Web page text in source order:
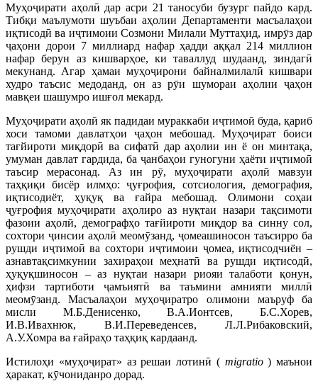
Муҳоҷирати аҳолӣ дар асри 21 таносуби бузург пайдо кард.
Тибқи маълумоти шуъбаи аҳолии Департаменти масъалаҳои
иқтисодӣ ва иҷтимоии Созмони Милали Муттаҳид, имрӯз дар
ҷаҳони дорои 7 миллиард нафар ҳадди аққал 214 миллион
нафар берун аз кишварҳое, ки таваллуд шудаанд, зиндагӣ
мекунанд. Агар ҳамаи муҳоҷирони байналмилалӣ кишвари
худро таъсис медоданд, он аз рӯи шумораи аҳолии ҷаҳон
мавқеи шашумро ишғол мекард.
Муҳоҷирати аҳолӣ як падидаи мураккаби иҷтимоӣ буда, қариб
хоси тамоми давлатҳои ҷаҳон мебошад. Муҳоҷират боиси
тағйироти миқдорӣ ва сифатӣ дар аҳолии ин ё он минтақа,
умуман давлат гардида, ба ҷанбаҳои гуногуни ҳаёти иҷтимоӣ
таъсир мерасонад. Аз ин рӯ, муҳоҷирати аҳолӣ мавзуи
таҳқиқи бисёр илмҳо: ҷуғрофия, сотсиология, демография,
иқтисодиёт, ҳуқуқ ва ғайра мебошад. Олимони соҳаи
ҷуғрофия муҳоҷирати аҳолиро аз нуқтаи назари тақсимоти
фазоии аҳолӣ, демографҳо тағйироти миқдор ва синну сол,
сохтори ҷинсии аҳолӣ меомӯзанд, ҷомеашиносон таъсирро ба
рушди иҷтимоӣ ва сохтори иҷтимоии ҷомеа, иқтисодчиён –
азнавтақсимкунии захираҳои меҳнатӣ ва рушди иқтисодӣ,
ҳуқуқшиносон – аз нуқтаи назари риояи талаботи қонун,
ҳифзи тартиботи ҷамъиятӣ ва таъмини амнияти миллӣ
меомӯзанд. Масъалаҳои муҳоҷиратро олимони маъруф ба
мисли М.Б.Денисенко, В.А.Ионтсев, Б.С.Хорев,
И.В.Ивахнюк, В.И.Переведенсев, Л.Л.Рибаковский,
А.У.Хомра ва ғайраҳо таҳқиқ кардаанд.
Истилоҳи «муҳоҷират» аз решаи лотинӣ ( migratio) маънои
ҳаракат, кӯчониданро дорад.